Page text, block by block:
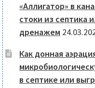
«Аллигатор» в
стоки из септика
дренажем
Как донная
в септике или